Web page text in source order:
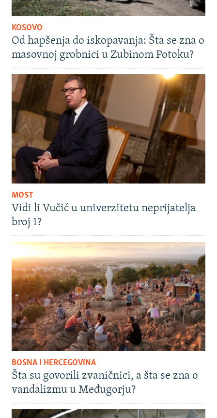
KOSOVO
Od hapšenja do iskopavanja: Šta se zna o
masovnoj grobnici u Zubinom Potoku?
MOST
Vidi li Vučić u univerzitetu neprijatelja
broj 1?
BOSNA I HERCEGOVINA
Šta su govorili zvaničnici, a šta se zna o
vandalizmu u Međugorju?